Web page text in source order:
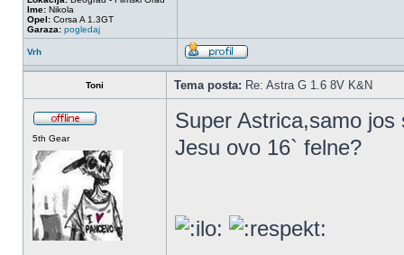
Ime: Nikola
Opel: Corsa A 1.3GT
Garaza: pogledaj
Vrh
Toni Tema posta: Re: Astra G 1.6 8V K&N
5th Gear
Super Astrica,samo
Jesu ovo 16` felne?